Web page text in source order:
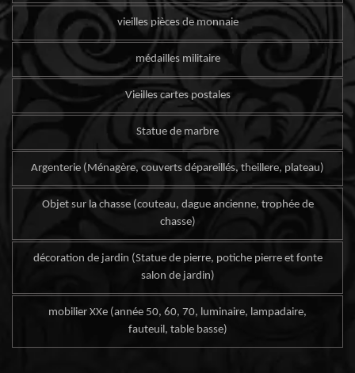
vieilles pièces de monnaie
médailles militaire
Vieilles cartes postales
Statue de marbre
Argenterie (Ménagère, couverts dépareillés, theillere, plateau)
Objet sur la chasse (couteau, dague ancienne, trophée de
chasse)
décoration de jardin (Statue de pierre, potiche pierre et fonte
salon de jardin)
mobilier XXe (année 50, 60, 70, luminaire, lampadaire,
fauteuil, table basse)